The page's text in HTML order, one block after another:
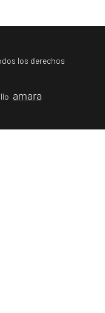
los derechos
amara